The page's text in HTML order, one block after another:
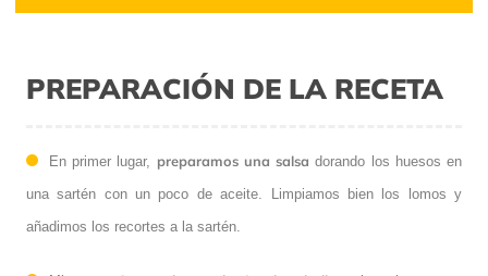
PREPARACIÓN DE LA RECETA
En primer lugar, preparamos una salsadorando los huesos en
una sartén con un poco de aceite. Limpiamos bien los lomos y
añadimos los recortes a la sartén.